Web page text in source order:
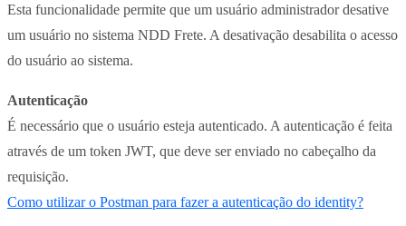
Esta funcionalidade permite que um usuário administrador desative
um usuário no sistema NDD Frete. A desativação desabilita o acesso
do usuário ao sistema.
Autenticação
É necessário que o usuário esteja autenticado. A autenticação é feita
através de um token JWT, que deve ser enviado no cabeçalho da
requisição.
Como utilizar o Postman para fazer a autenticação do identity?